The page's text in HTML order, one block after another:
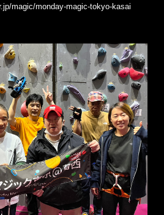
magic/monday-magic-tokyo-kasai